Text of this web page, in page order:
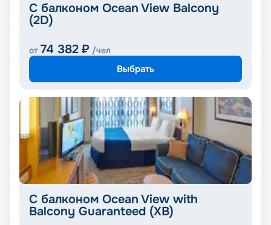
С балконом Ocean View Balcony
(2D)
от 74 382 ₽ /чел
Выбрать
С балконом Ocean View with
Balcony Guaranteed (XB)